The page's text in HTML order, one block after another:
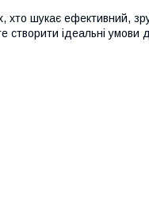
хто шукає ефективний,
створити ідеальні